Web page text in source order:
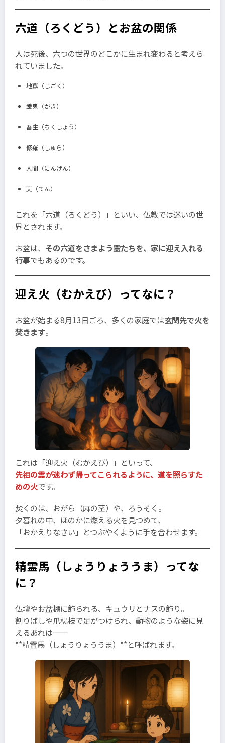
六道（ろくどう）とお盆の関係
人は死後、六つの世界のどこかに生まれ変わると考えら
れていました。
地獄（じごく）
餓鬼（がき）
畜生（ちくしょう）
修羅（しゅら）
人間（にんげん）
天（てん）
これを「六道（ろくどう）」といい、仏教では迷いの世
界とされます。
お盆は、 その六道をさまよう霊たちを、家に迎え入れる
行事でもあるのです。
迎え火（むかえび）ってなに？
お盆が始まる8月13日ごろ、多くの家庭では玄関先で火を
焚きます。
これは「迎え火（むかえび）」といって、
先祖の霊が迷わず帰ってこられるように、道を照らすた
めの火です。
焚くのは、おがら（麻の茎）や、ろうそく。
夕暮れの中、ほのかに燃える火を見つめて、
「おかえりなさい」とつぶやくように手を合わせます。
精霊馬（しょうりょううま）ってな
に？
仏壇やお盆棚に飾られる、キュウリとナスの飾り。
割りばしや爪楊枝で足がつけられ、動物のような姿に見
えるあれは――
**精霊馬（しょうりょううま）**と呼ばれます。